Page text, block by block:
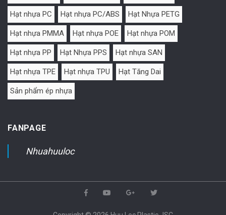
Hạt nhựa PC Hạt nhựa PC/ABS Hạt Nhựa PETG
Hạt nhựa PMMA Hạt nhựa POE Hạt nhựa POM
Hạt nhựa PP Hạt Nhựa PPS Hạt nhựa SAN
Hạt nhựa TPE Hạt nhựa TPU Hạt Tăng Dai
Sản phẩm ép nhựa
FANPAGE
Nhuahuuloc